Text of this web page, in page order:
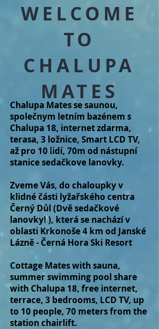
WELCOME
TO
CHALUPA
MATES
Chalupa Mates se saunou,
společnym letním bazénem s
Chalupa 18, internet zdarma,
terasa, 3 ložnice, Smart LCD TV,
až pro 10 lidí, 70m od nástupní
stanice sedačkove lanovky.
Zveme Vás, do chaloupky v
klidné části lyžařského centra
Černý Důl (Dvě sedačkové
lanovky! ), která se nachází v
oblasti Krkonoše 4 km od Janské
Lázně - Černá Hora Ski Resort
Cottage Mates with sauna,
summer swimming pool share
with Chalupa 18, free internet,
terrace, 3 bedrooms, LCD TV, up
to 10 people, 70 meters from the
station chairlift.